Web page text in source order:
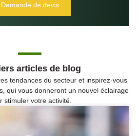
Demande de devis
articles de blog
tendances du secteur et inspirez-vous
qui vous donneront un nouvel éclairage
stimuler votre activité.